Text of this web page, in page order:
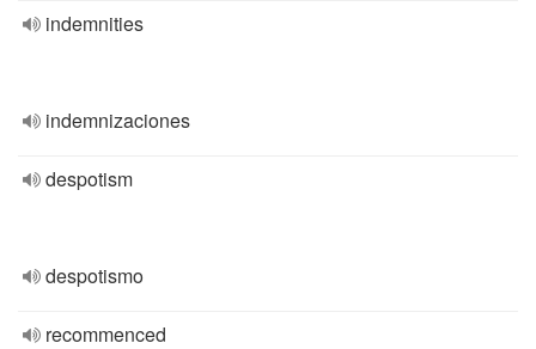
indemnities
indemnizaciones
despotism
despotismo
recommenced